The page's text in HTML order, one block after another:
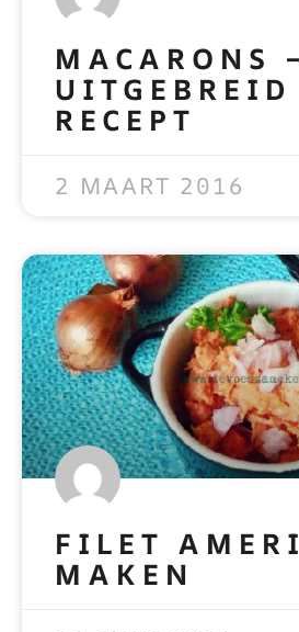
MACARONS –
UITGEBREID
RECEPT
2 MAART 2016
FILET
MAKEN